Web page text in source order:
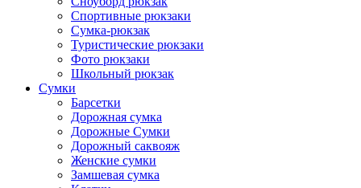
Спортивные рюкзаки
Сумка-рюкзак
Туристические рюкзаки
Фото рюкзаки
Школьный рюкзак
Сумки
Барсетки
Дорожная сумка
Дорожные Сумки
Дорожный саквояж
Женские сумки
Замшевая сумка